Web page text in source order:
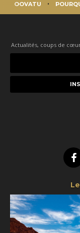
OOVATU
Actualités, coups de
e-